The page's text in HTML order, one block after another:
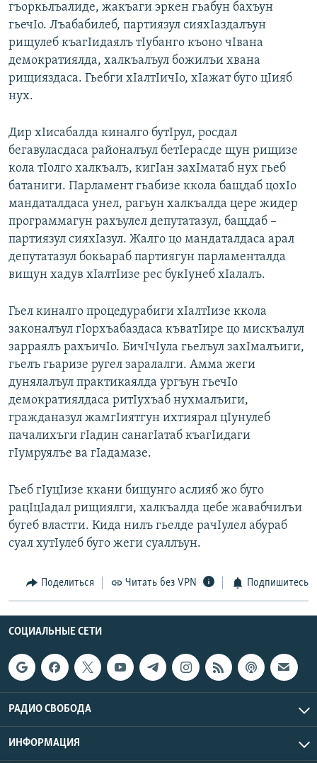
гъоркьлъалиде, жакъаги эркен гьабун бахъун
гьечIо. Лъабабилеб, партиязул сияхIаздалъун
рищулеб къагIидаялъ тIубанго къоно чIвана
демократиялда, халкъалъул божилъи хвана
рищияздаса. Гьебги хIалтIичIо, хIажат буго цIияб
нух.
Дир хIисабалда киналго бутIрул, росдал
бегавуласдаса районалъул бетIерасде щун рищизе
кола тIолго халкъалъ, кигIан захIматаб нух гьеб
батаниги. Парламент гьабизе ккола бащдаб цохIо
мандаталдаса унел, рагьун халкъалда цере жидер
программагун рахъулел депутатазул, бащдаб –
партиязул сияхIазул. Жалго цо мандаталдаса арал
депутатазул бокьараб партиягун парламенталда
вищун хадув хIалтIизе рес букIунеб хIалалъ.
Гьел киналго процедурабиги хIалтIизе ккола
законалъул гIорхъабаздаса къватIире цо мискъалул
зарраялъ рахъичIо. БичIчIула гьелъул захIмалъиги,
гьелъ гьаризе ругел заралалги. Амма жеги
дунялалъул практикаялда ургъун гьечIо
демократиялдаса ритIухъаб нухмалъиги,
гражданазул жамгIиятгун ихтиярал цIунулеб
пачалихъги гIадин санагIатаб къагIидаги
гIумруялъе ва гIадамазе.
Гьеб гIуцIизе ккани бищунго аслияб жо буго
рацIцIадал рищиялги, халкъалда цебе жавабчилъи
бугеб властги. Кида нилъ гьелде рачIулел абураб
суал хутIулеб буго жеги суаллъун.
Поделиться Читать без VPN Подпишитесь
СОЦИАЛЬНЫЕ СЕТИ
РАДИО СВОБОДА
ИНФОРМАЦИЯ